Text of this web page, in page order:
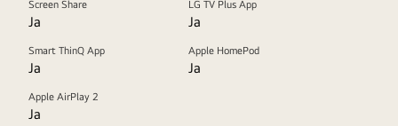
Screen Share
Ja
LG TV Plus App
Ja
Smart ThinQ App
Ja
Apple HomePod
Ja
Apple AirPlay 2
Ja